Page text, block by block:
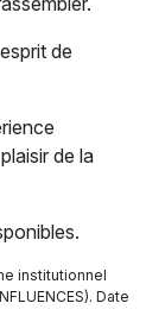
de
de la
institutionnel
Date